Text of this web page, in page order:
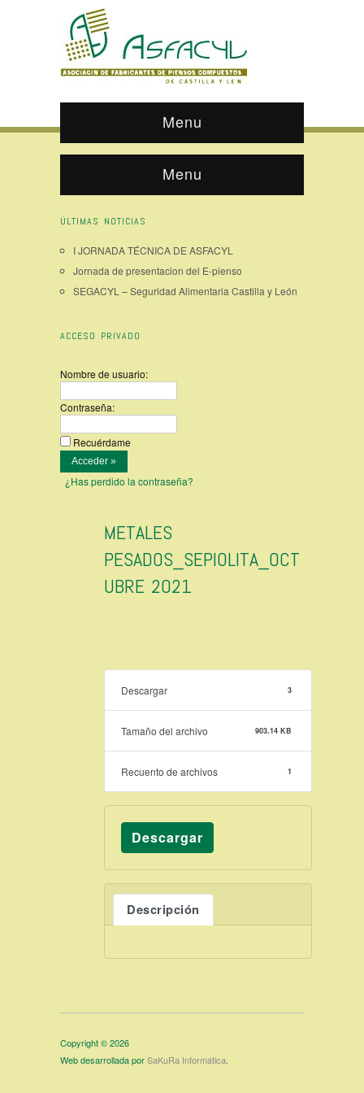
Menu
Menu
ÚLTIMAS NOTICIAS
I JORNADA TÉCNICA DE ASFACYL
Jornada de presentacion del E-pienso
SEGACYL – Seguridad Alimentaria Castilla y León
ACCESO PRIVADO
Nombre de usuario:
Contraseña:
Recuérdame
¿Has perdido la contraseña?
METALES
PESADOS_SEPIOLITA_OCT
UBRE 2021
Descargar 3
Tamaño del archivo 903.14 KB
Recuento de archivos 1
Descargar
Descripción
Copyright © 2026
Web desarrollada porSaKuRa Informática.